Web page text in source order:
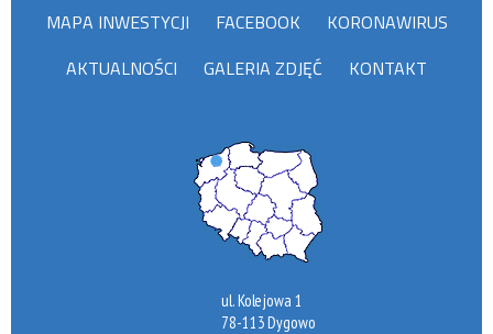
MAPA INWESTYCJI FACEBOOK
KORONAWIRUS
AKTUALNOŚCI
GALERIA ZDJĘĆ KONTAKT
ul. Kolejowa 1
78-113 Dygowo